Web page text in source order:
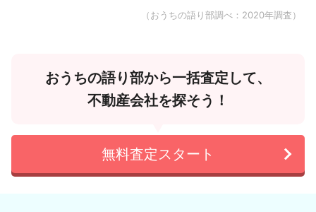
（おうちの語り部調べ：2020年調査）
おうちの語り部から一括査定して、
不動産会社を探そう！
無料査定スタート